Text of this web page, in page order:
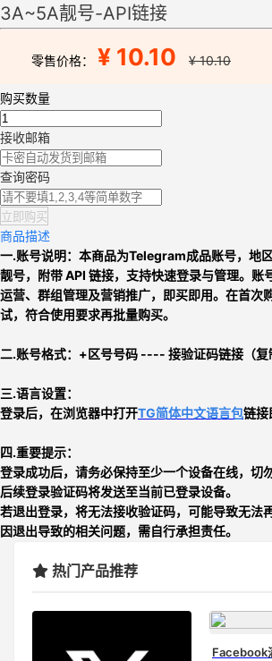
3A~5A靓号-API链接
零售价格： ¥ 10.10 ¥ 10.10
购买数量
接收邮箱
查询密码
立即购买
商品描述
一.账号说明：本商品为Telegram成品账号， 地
靓号，附带 API 链接，支持快速登录与管理。账
运营、群组管理及营销推广，即买即用。在首次
试，符合使用要求再批量购买。
二.账号格式：+区号号码 ---- 接验证码链接（复
三.语言设置：
登录后，在浏览器中打开TG简体中文语言包链接
四.重要提示：
登录成功后，请务必保持至少一个设备在线，切
后续登录验证码将发送至当前已登录设备。
若退出登录，将无法接收验证码，可能导致无法
因退出导致的相关问题，需自行承担责任。
热门产品推荐
Facebook